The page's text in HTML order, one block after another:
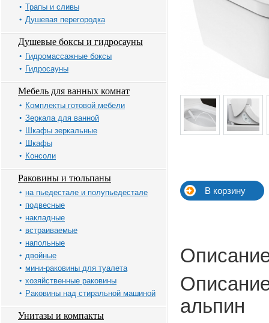
Трапы и сливы
Душевая перегородка
Душевые боксы и гидросауны
Гидромассажные боксы
Гидросауны
Мебель для ванных комнат
Комплекты готовой мебели
Зеркала для ванной
Шкафы зеркальные
Шкафы
Консоли
Раковины и тюльпаны
на пьедестале и полупьедестале
подвесные
накладные
встраиваемые
напольные
двойные
мини-раковины для туалета
хозяйственные раковины
Раковины над стиральной машиной
Унитазы и компакты
альпин